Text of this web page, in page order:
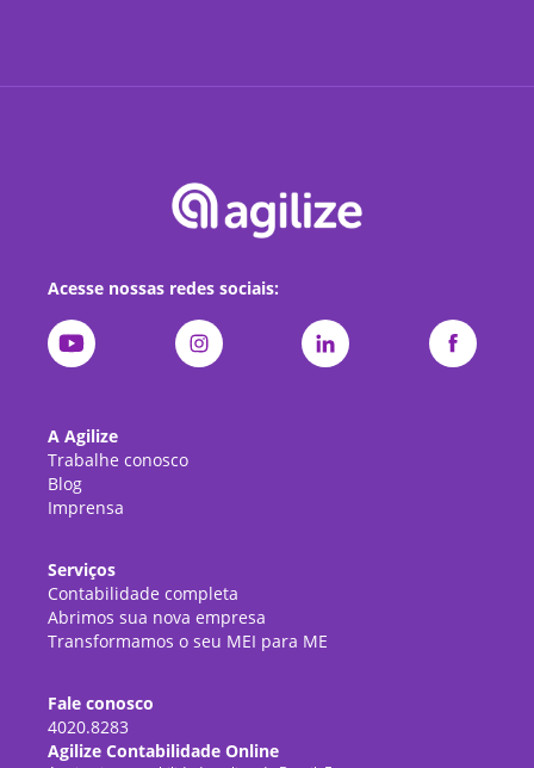
Acesse nossas redes sociais:
A Agilize
Trabalhe conosco
Blog
Imprensa
Serviços
Contabilidade completa
Abrimos sua nova empresa
Transformamos o seu MEI para ME
Fale conosco
4020.8283
Agilize Contabilidade Online